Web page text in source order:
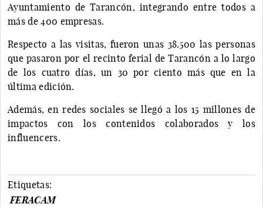
Ayuntamiento de Tarancón, integrando entre todos a
más de 400 empresas.
Respecto a las visitas, fueron unas 38.500 las personas
que pasaron por el recinto ferial de Tarancón a lo largo
de los cuatro días, un 30 por ciento más que en la
última edición.
Además, en redes sociales se llegó a los 15 millones de
impactos con los contenidos colaborados y los
influencers.
Etiquetas:
FERACAM